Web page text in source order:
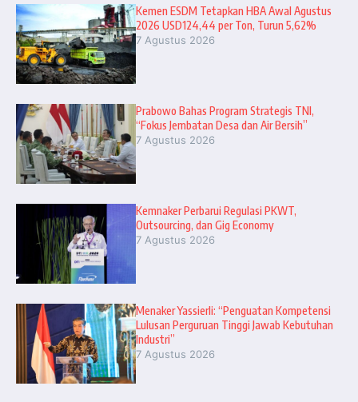
Kemen ESDM Tetapkan HBA Awal Agustus
2026 USD124,44 per Ton, Turun 5,62%
7 Agustus 2026
Prabowo Bahas Program Strategis TNI,
“Fokus Jembatan Desa dan Air Bersih”
7 Agustus 2026
Kemnaker Perbarui Regulasi PKWT,
Outsourcing, dan Gig Economy
7 Agustus 2026
Menaker Yassierli: “Penguatan Kompetensi
Lulusan Perguruan Tinggi Jawab Kebutuhan
Industri”
7 Agustus 2026